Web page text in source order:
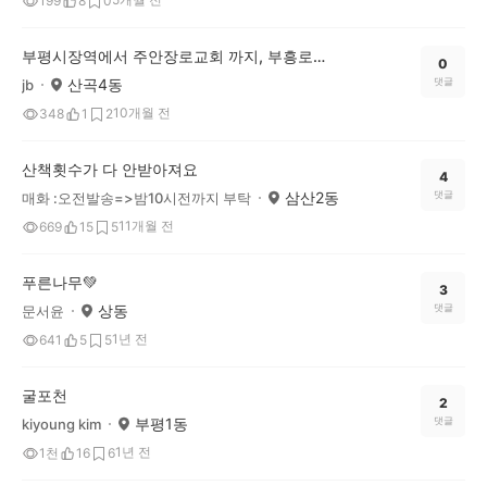
부평시장역에서 주안장로교회 까지, 부흥로 따라 걷기좋은 산책
jb 산곡4동
348 1 210개월 전
0
댓글
산책횟수가 다 안받아져요
매화 :오전발송=>밤10시전까지 부탁 삼산2동
669 15 511개월 전
4
댓글
푸른나무💚
문서윤 상동
641 5 51년 전
3
댓글
굴포천
kiyoung kim 부평1동
1천 16 61년 전
2
댓글